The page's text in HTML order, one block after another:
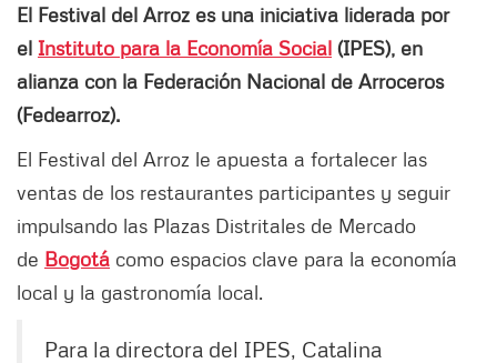
El Festival del Arroz es una iniciativa liderada por
el Instituto para la Economía Social (IPES), en
alianza con la Federación Nacional de Arroceros
(Fedearroz).
El Festival del Arroz le apuesta a fortalecer las
ventas de los restaurantes participantes y seguir
impulsando las Plazas Distritales de Mercado
de Bogotá como espacios clave para la economía
local y la gastronomía local.
Para la directora del IPES, Catalina